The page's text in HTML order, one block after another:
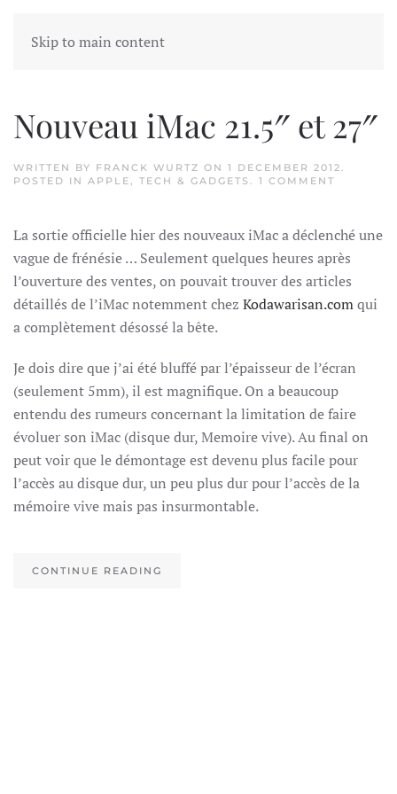
Skip to main content
Tag:21.5″
Nouveau iMac 21.5″ et 27″
WRITTEN BY FRANCK WURTZ ON 1 DECEMBER 2012.
POSTED IN APPLE, TECH & GADGETS . 1 COMMENT
ET
La sortie officielle hier des nouveaux iMac a déclenché une
vague de frénésie … Seulement quelques heures après
l’ouverture des ventes, on pouvait trouver des articles
détaillés de l’iMac notemment chez Kodawarisan.comqui
a complètement désossé la bête.
Je dois dire que j’ai été bluffé par l’épaisseur de l’écran
(seulement 5mm), il est magnifique. On a beaucoup
entendu des rumeurs concernant la limitation de faire
évoluer son iMac (disque dur, Memoire vive). Au final on
peut voir que le démontage est devenu plus facile pour
l’accès au disque dur, un peu plus dur pour l’accès de la
mémoire vive mais pas insurmontable.
CONTINUE READING